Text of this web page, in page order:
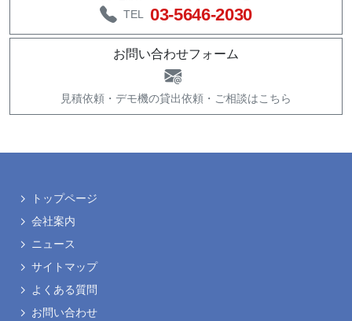
TEL 03-5646-2030
お問い合わせフォーム
見積依頼・ デモ機の貸出依頼・ ご相談はこちら
トップページ
会社案内
ニュース
サイトマップ
よくある質問
お問い合わせ